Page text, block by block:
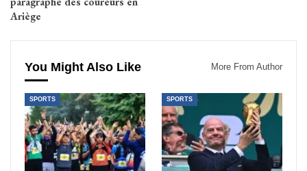
Ariège
You Might Also Like More From Author
SPORTS SPORTS